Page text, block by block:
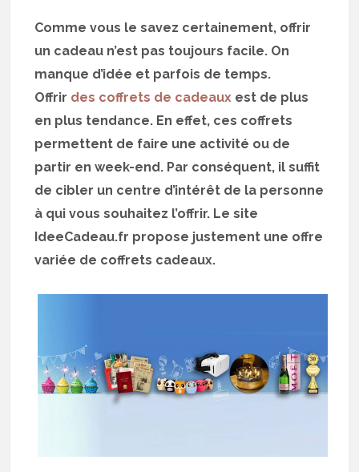
Comme vous le savez certainement, offrir
un cadeau n’est pas toujours facile. On
manque d’idée et parfois de temps.
Offrir des coffrets de cadeaux est de plus
en plus tendance. En effet, ces coffrets
permettent de faire une activité ou de
partir en week-end. Par conséquent, il suffit
de cibler un centre d’intérêt de la personne
à qui vous souhaitez l’offrir. Le site
IdeeCadeau.fr propose justement une offre
variée de coffrets cadeaux.